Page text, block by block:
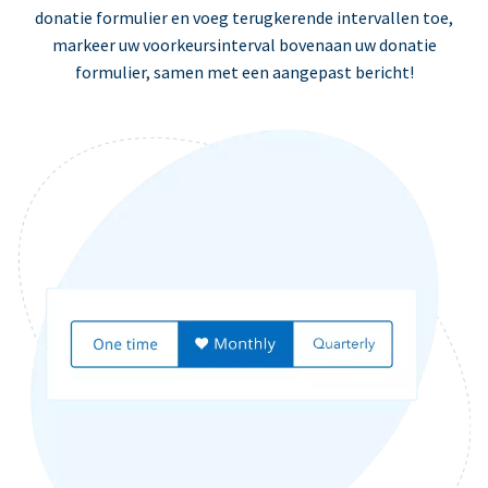
donatie formulier en voeg terugkerende intervallen toe,
markeer uw voorkeursinterval bovenaan uw donatie
formulier, samen met een aangepast bericht!